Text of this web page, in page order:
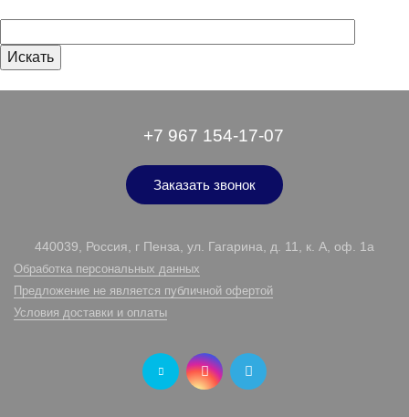
+7 967 154-17-07
Заказать звонок
440039, Россия, г Пенза, ул. Гагарина, д. 11, к. А, оф. 1а
Обработка персональных данных
Предложение не является публичной офертой
Условия доставки и оплаты